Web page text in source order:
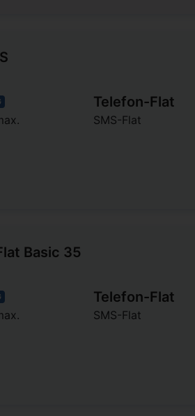
Telefon-Flat
SMS-Flat
Basic 35
Telefon-Flat
SMS-Flat